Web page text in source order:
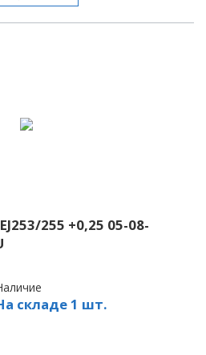
255 +0,25 05-08-
складе 1 шт.